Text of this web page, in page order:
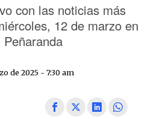
con las noticias más
12 de marzo en
de 2025 - 7:30 am